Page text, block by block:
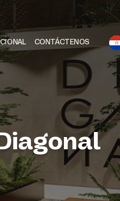
CONTÁCTENOS